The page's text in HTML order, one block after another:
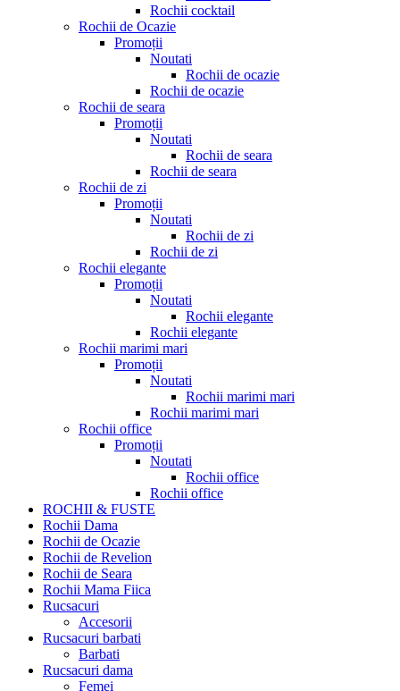
Rochii cocktail
Rochii de Ocazie
Promoții
Noutati
Rochii de ocazie
Rochii de ocazie
Rochii de seara
Promoții
Noutati
Rochii de seara
Rochii de seara
Rochii de zi
Promoții
Noutati
Rochii de zi
Rochii de zi
Rochii elegante
Promoții
Noutati
Rochii elegante
Rochii elegante
Rochii marimi mari
Promoții
Noutati
Rochii marimi mari
Rochii marimi mari
Rochii office
Promoții
Noutati
Rochii office
Rochii office
ROCHII & FUSTE
Rochii Dama
Rochii de Ocazie
Rochii de Revelion
Rochii de Seara
Rochii Mama Fiica
Rucsacuri
Accesorii
Rucsacuri barbati
Barbati
Rucsacuri dama
Femei